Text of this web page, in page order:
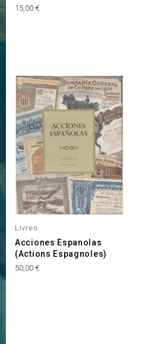
Prix
15,00 €
Livres
Acciones Espanolas
(Actions Espagnoles)
Prix
50,00 €